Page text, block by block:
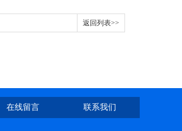
返回列表>>
在线留言 联系我们